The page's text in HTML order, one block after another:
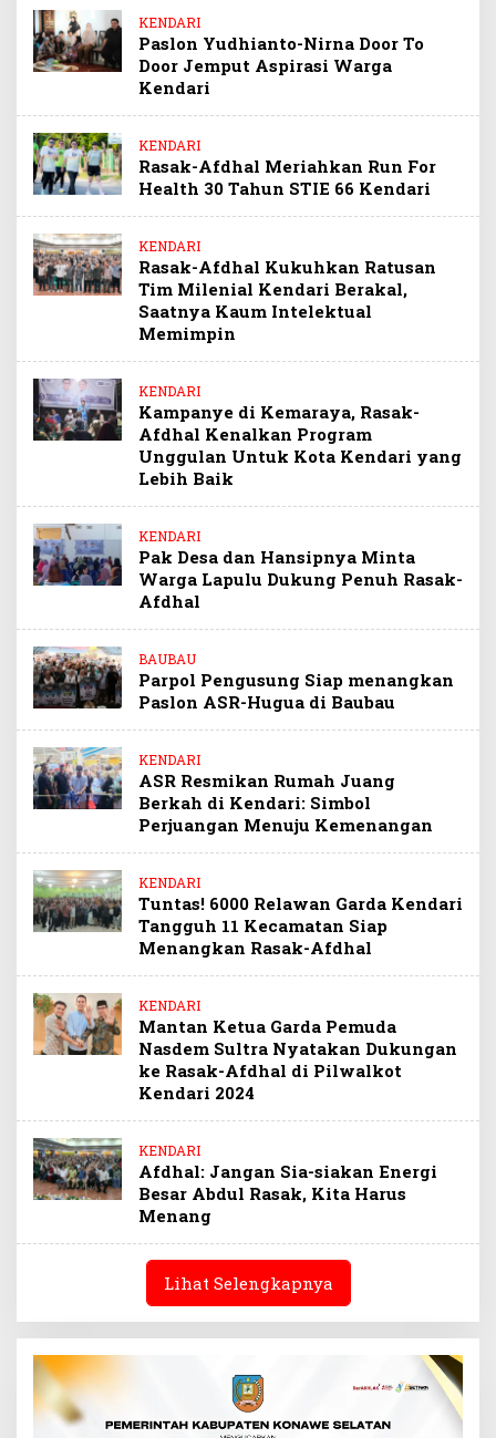
KENDARI
Paslon Yudhianto-Nirna Door To
Door Jemput Aspirasi Warga
Kendari
KENDARI
Rasak-Afdhal Meriahkan Run For
Health 30 Tahun STIE 66 Kendari
KENDARI
Rasak-Afdhal Kukuhkan Ratusan
Tim Milenial Kendari Berakal,
Saatnya Kaum Intelektual
Memimpin
KENDARI
Kampanye di Kemaraya, Rasak-
Afdhal Kenalkan Program
Unggulan Untuk Kota Kendari yang
Lebih Baik
KENDARI
Pak Desa dan Hansipnya Minta
Warga Lapulu Dukung Penuh Rasak-
Afdhal
BAUBAU
Parpol Pengusung Siap menangkan
Paslon ASR-Hugua di Baubau
KENDARI
ASR Resmikan Rumah Juang
Berkah di Kendari: Simbol
Perjuangan Menuju Kemenangan
KENDARI
Tuntas! 6000 Relawan Garda Kendari
Tangguh 11 Kecamatan Siap
Menangkan Rasak-Afdhal
KENDARI
Mantan Ketua Garda Pemuda
Nasdem Sultra Nyatakan Dukungan
ke Rasak-Afdhal di Pilwalkot
Kendari 2024
KENDARI
Afdhal: Jangan Sia-siakan Energi
Besar Abdul Rasak, Kita Harus
Menang
Lihat Selengkapnya